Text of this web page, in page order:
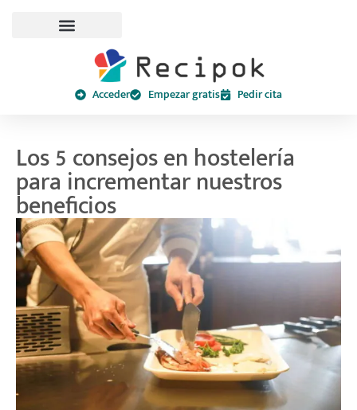
Acceder Empezar gratis Pedir cita
Los 5 consejos en hostelería
para incrementar nuestros
beneficios